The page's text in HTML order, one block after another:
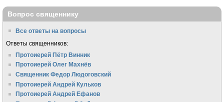
Вопрос священнику
Все ответы на вопросы
Ответы священников:
Протоиерей Пётр Винник
Протоиерей Олег Махнёв
Священник Федор Людоговский
Протоиерей Андрей Кульков
Протоиерей Андрей Ефанов